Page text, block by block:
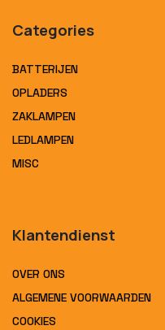
Categories
BATTERIJEN
OPLADERS
ZAKLAMPEN
LEDLAMPEN
MISC
Klantendienst
OVER ONS
ALGEMENE VOORWAARDEN
COOKIES